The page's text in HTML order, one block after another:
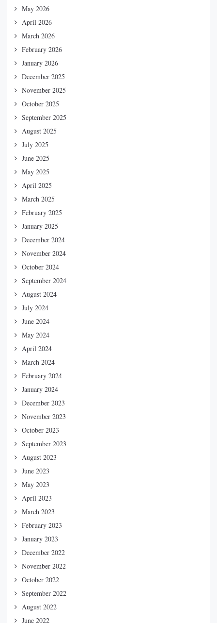
May 2026
April 2026
March 2026
February 2026
January 2026
December 2025
November 2025
October 2025
September 2025
August 2025
July 2025
June 2025
May 2025
April 2025
March 2025
February 2025
January 2025
December 2024
November 2024
October 2024
September 2024
August 2024
July 2024
June 2024
May 2024
April 2024
March 2024
February 2024
January 2024
December 2023
November 2023
October 2023
September 2023
August 2023
June 2023
May 2023
April 2023
March 2023
February 2023
January 2023
December 2022
November 2022
October 2022
September 2022
August 2022
June 2022